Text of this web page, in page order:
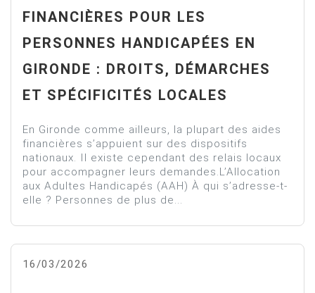
FINANCIÈRES POUR LES
PERSONNES HANDICAPÉES EN
GIRONDE : DROITS, DÉMARCHES
ET SPÉCIFICITÉS LOCALES
En Gironde comme ailleurs, la plupart des aides
financières s’appuient sur des dispositifs
nationaux. Il existe cependant des relais locaux
pour accompagner leurs demandes.L’Allocation
aux Adultes Handicapés (AAH) À qui s’adresse-t-
elle ? Personnes de plus de...
16/03/2026